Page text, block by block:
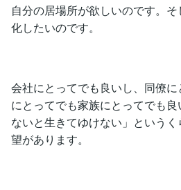
自分の居場所が欲しいのです。
化したいのです。
会社にとってでも良いし、同僚
にとってでも家族にとってでも
ないと生きてゆけない」という
望があります。